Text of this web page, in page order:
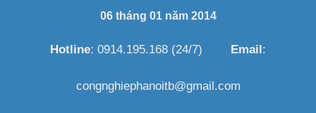
06 tháng 01 năm 2014
Hotline: 0914.195.168 (24/7) Email:
congnghiephanoitb@gmail.com